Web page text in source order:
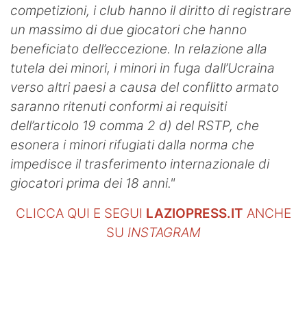
competizioni, i club hanno il diritto di registrare
un massimo di due giocatori che hanno
beneficiato dell’eccezione. In relazione alla
tutela dei minori, i minori in fuga dall’Ucraina
verso altri paesi a causa del conflitto armato
saranno ritenuti conformi ai requisiti
dell’articolo 19 comma 2 d) del RSTP, che
esonera i minori rifugiati dalla norma che
impedisce il trasferimento internazionale di
giocatori prima dei 18 anni."
CLICCA QUI E SEGUI LAZIOPRESS.IT ANCHE
SU INSTAGRAM